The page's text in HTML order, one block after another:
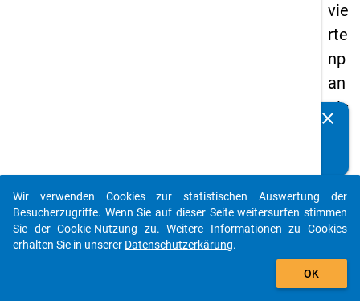
vie
rte
np
an
els
-
ers
te
clear
auto_stories
add_shopping_cart
Wir verwenden Cookies zur statistischen Auswertung der
Besucherzugriffe. Wenn Sie auf dieser Seite weitersurfen stimmen
Sie der Cookie-Nutzung zu. Weitere Informationen zu Cookies
erhalten Sie in unserer Datenschutzerkärung.
OK